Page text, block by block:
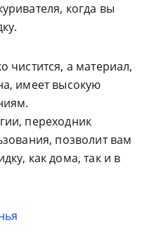
когда вы
чистится, а материал,
имеет высокую
переходник
позволит вам
как дома, так и в